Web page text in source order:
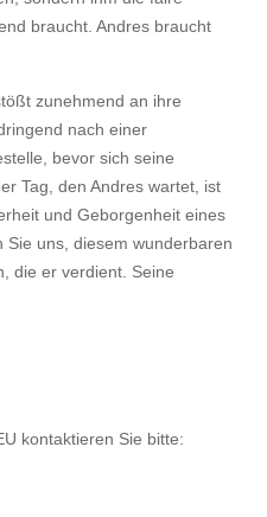
braucht. Andres braucht
zunehmend an ihre
nach einer
bevor sich seine
Tag, den Andres wartet, ist
und Geborgenheit eines
uns, diesem wunderbaren
die er verdient. Seine
kontaktieren Sie bitte: